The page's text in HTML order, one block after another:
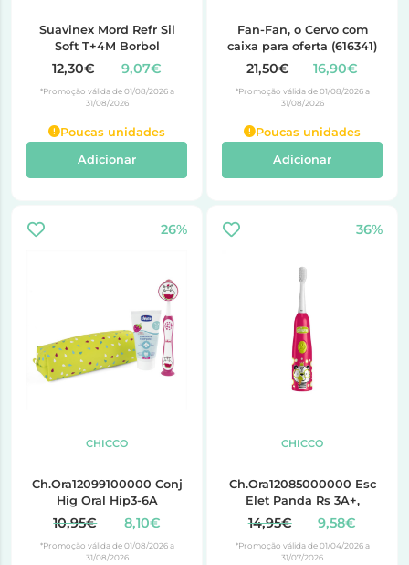
Suavinex Mord Refr Sil
Soft T+4M Borbol
12,30€ 9,07€
*Promoção válida de 01/08/2026 a
31/08/2026
Poucas unidades
Adicionar
Fan-Fan, o Cervo com
caixa para oferta (616341)
21,50€ 16,90€
*Promoção válida de 01/08/2026 a
31/08/2026
Poucas unidades
Adicionar
26%
CHICCO
Ch.Ora12099100000 Conj
Hig Oral Hip3-6A
10,95€ 8,10€
*Promoção válida de 01/08/2026 a
31/08/2026
36%
CHICCO
Ch.Ora12085000000 Esc
Elet Panda Rs 3A+,
14,95€ 9,58€
*Promoção válida de 01/04/2026 a
31/07/2026